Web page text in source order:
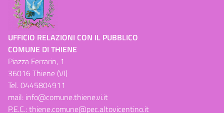
UFFICIO RELAZIONI CON IL PUBBLICO
COMUNE DI THIENE
Piazza Ferrarin, 1
36016 Thiene (VI)
Tel.0445804911
mail: info@comune.thiene.vi.it
P.E.C.:thiene.comune@pec.altovicentino.it